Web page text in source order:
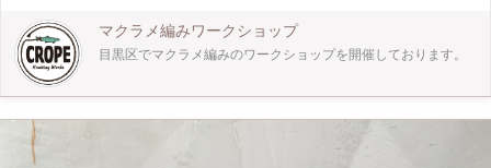
マクラメ編みワークショップ
目黒区でマクラメ編みのワークショップを開催しております。